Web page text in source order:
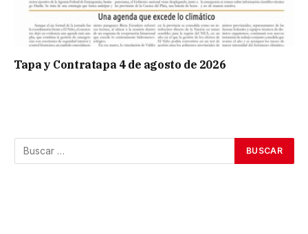
Tapa y Contratapa 4 de agosto de 2026